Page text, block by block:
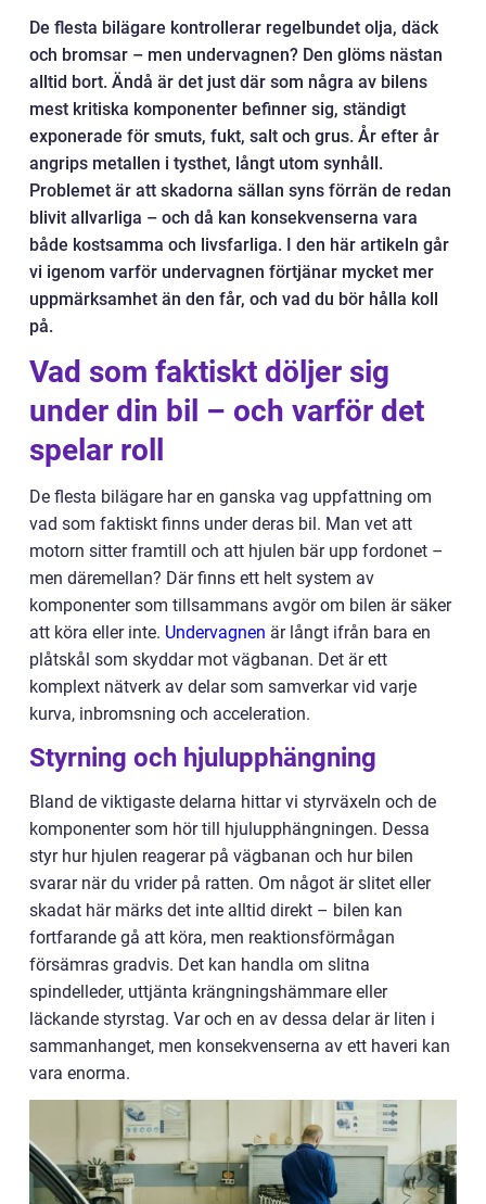
De flesta bilägare kontrollerar regelbundet olja, däck
och bromsar – men undervagnen? Den glöms nästan
alltid bort. Ändå är det just där som några av bilens
mest kritiska komponenter befinner sig, ständigt
exponerade för smuts, fukt, salt och grus. År efter år
angrips metallen i tysthet, långt utom synhåll.
Problemet är att skadorna sällan syns förrän de redan
blivit allvarliga – och då kan konsekvenserna vara
både kostsamma och livsfarliga. I den här artikeln går
vi igenom varför undervagnen förtjänar mycket mer
uppmärksamhet än den får, och vad du bör hålla koll
på.
Vad som faktiskt döljer sig
under din bil – och varför det
spelar roll
De flesta bilägare har en ganska vag uppfattning om
vad som faktiskt finns under deras bil. Man vet att
motorn sitter framtill och att hjulen bär upp fordonet –
men däremellan? Där finns ett helt system av
komponenter som tillsammans avgör om bilen är säker
att köra eller inte. Undervagnen är långt ifrån bara en
plåtskål som skyddar mot vägbanan. Det är ett
komplext nätverk av delar som samverkar vid varje
kurva, inbromsning och acceleration.
Styrning och hjulupphängning
Bland de viktigaste delarna hittar vi styrväxeln och de
komponenter som hör till hjulupphängningen. Dessa
styr hur hjulen reagerar på vägbanan och hur bilen
svarar när du vrider på ratten. Om något är slitet eller
skadat här märks det inte alltid direkt – bilen kan
fortfarande gå att köra, men reaktionsförmågan
försämras gradvis. Det kan handla om slitna
spindelleder, uttjänta krängningshämmare eller
läckande styrstag. Var och en av dessa delar är liten i
sammanhanget, men konsekvenserna av ett haveri kan
vara enorma.